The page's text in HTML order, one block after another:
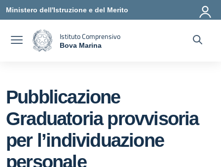
Vai ai contenuti
Vai al menu di navigazione
Vai al footer
Ministero dell'Istruzione e del Merito
Istituto Comprensivo
Bova Marina
Pubblicazione
Graduatoria provvisoria
per l’individuazione
personale